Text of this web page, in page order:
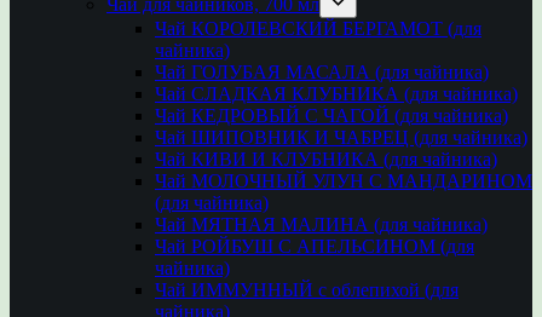
Чай для чайников, 700 мл
Чай КОРОЛЕВСКИЙ БЕРГАМОТ (для
чайника)
Чай ГОЛУБАЯ МАСАЛА (для чайника)
Чай СЛАДКАЯ КЛУБНИКА (для чайника)
Чай КЕДРОВЫЙ С ЧАГОЙ (для чайника)
Чай ШИПОВНИК И ЧАБРЕЦ (для чайника)
Чай КИВИ И КЛУБНИКА (для чайника)
Чай МОЛОЧНЫЙ УЛУН С МАНДАРИНОМ
(для чайника)
Чай МЯТНАЯ МАЛИНА (для чайника)
Чай РОЙБУШ С АПЕЛЬСИНОМ (для
чайника)
Чай ИММУННЫЙ с облепихой (для
чайника)